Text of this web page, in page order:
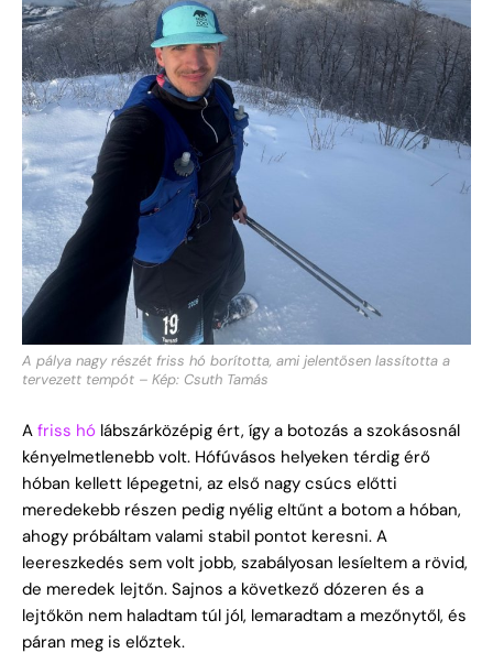
A pálya nagy részét friss hó borította, ami jelentősen lassította a
tervezett tempót – Kép: Csuth Tamás
A friss hó lábszárközépig ért, így a botozás a szokásosnál
kényelmetlenebb volt. Hófúvásos helyeken térdig érő
hóban kellett lépegetni, az első nagy csúcs előtti
meredekebb részen pedig nyélig eltűnt a botom a hóban,
ahogy próbáltam valami stabil pontot keresni. A
leereszkedés sem volt jobb, szabályosan lesíeltem a rövid,
de meredek lejtőn. Sajnos a következő dózeren és a
lejtőkön nem haladtam túl jól, lemaradtam a mezőnytől, és
páran meg is előztek.